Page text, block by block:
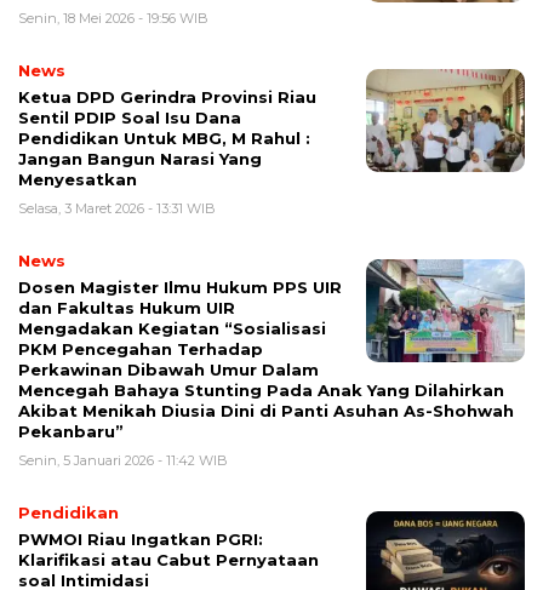
Senin, 18 Mei 2026 - 19:56 WIB
News
Ketua DPD Gerindra Provinsi Riau
Sentil PDIP Soal Isu Dana
Pendidikan Untuk MBG, M Rahul :
Jangan Bangun Narasi Yang
Menyesatkan
Selasa, 3 Maret 2026 - 13:31 WIB
News
Dosen Magister Ilmu Hukum PPS UIR
dan Fakultas Hukum UIR
Mengadakan Kegiatan “Sosialisasi
PKM Pencegahan Terhadap
Perkawinan Dibawah Umur Dalam
Mencegah Bahaya Stunting Pada Anak Yang Dilahirkan
Akibat Menikah Diusia Dini di Panti Asuhan As-Shohwah
Pekanbaru”
Senin, 5 Januari 2026 - 11:42 WIB
Pendidikan
PWMOI Riau Ingatkan PGRI:
Klarifikasi atau Cabut Pernyataan
soal Intimidasi